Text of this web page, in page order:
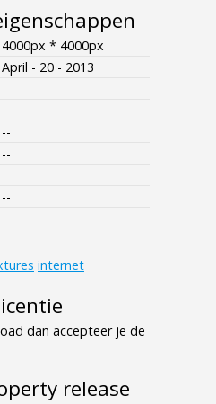
4000px * 4000px
April - 20 - 2013
--
--
--
--
internet
dan accepteer je de
release